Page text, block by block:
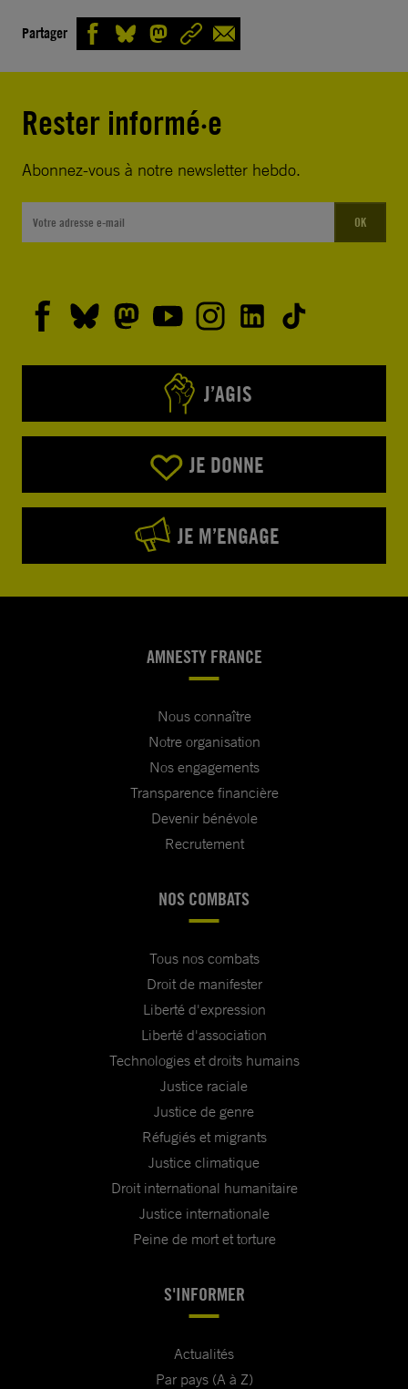
Partager
Rester informé·e
Abonnez-vous à notre newsletter hebdo.
OK
J’AGIS
JE DONNE
JE M’ENGAGE
AMNESTY FRANCE
Nous connaître
Notre organisation
Nos engagements
Transparence financière
Devenir bénévole
Recrutement
NOS COMBATS
Tous nos combats
Droit de manifester
Liberté d'expression
Liberté d'association
Technologies et droits humains
Justice raciale
Justice de genre
Réfugiés et migrants
Justice climatique
Droit international humanitaire
Justice internationale
Peine de mort et torture
S'INFORMER
Actualités
Par pays (A à Z)